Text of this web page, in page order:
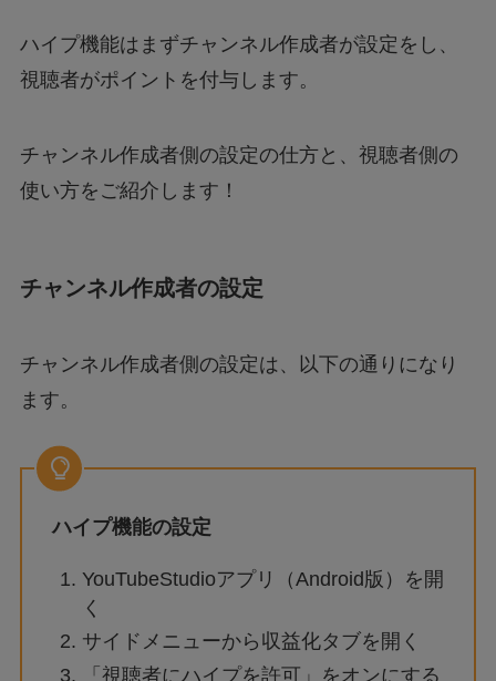
ハイプ機能はまずチャンネル作成者が設定をし、
視聴者がポイントを付与します。
チャンネル作成者側の設定の仕方と、視聴者側の
使い方をご紹介します！
チャンネル作成者の設定
チャンネル作成者側の設定は、以下の通りになり
ます。
ハイプ機能の設定
YouTubeStudioアプリ（Android版）を開
く
サイドメニューから収益化タブを開く
「視聴者にハイプを許可」をオンにする